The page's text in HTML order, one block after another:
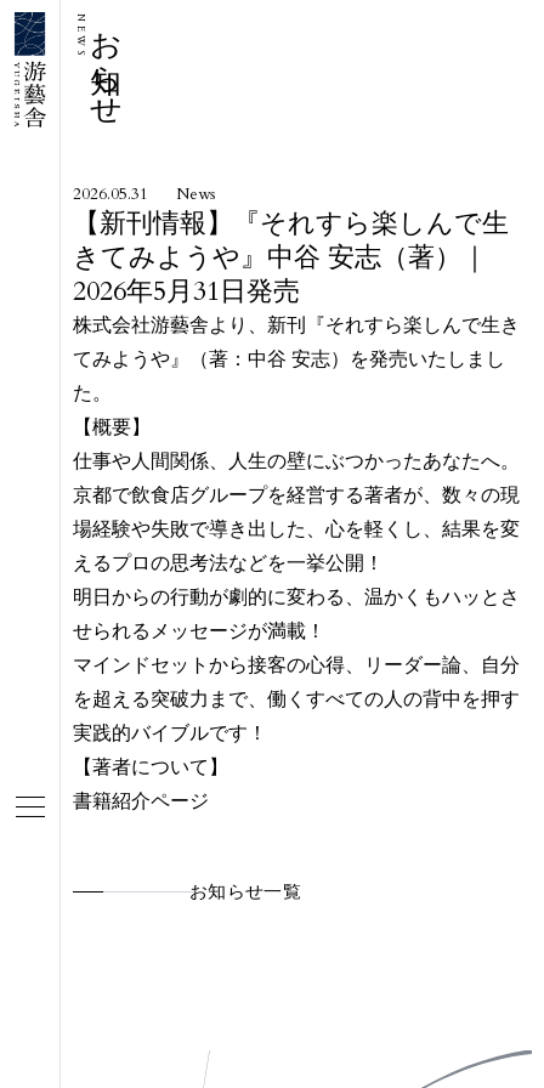
お知らせ
NEWS
2026.05.31 News
【新刊情報】『それすら楽しんで生
きてみようや』中谷 安志（著）｜
2026年5月31日発売
株式会社游藝舎より、新刊『それすら楽しんで生き
てみようや』（著：中谷 安志）を発売いたしまし
た。
【概要】
仕事や人間関係、人生の壁にぶつかったあなたへ。
京都で飲食店グループを経営する著者が、数々の現
場経験や失敗で導き出した、心を軽くし、結果を変
えるプロの思考法などを一挙公開！
明日からの行動が劇的に変わる、温かくもハッとさ
せられるメッセージが満載！
マインドセットから接客の心得、リーダー論、自分
を超える突破力まで、働くすべての人の背中を押す
実践的バイブルです！
【著者について】
書籍紹介ページ
お知らせ一覧